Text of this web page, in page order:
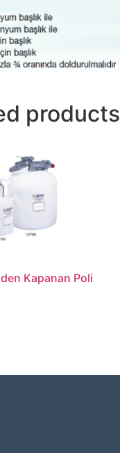
products
Kapanan Poli